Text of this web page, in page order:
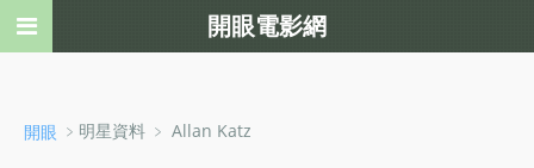
開眼 ﹥明星資料 ﹥ Allan Katz
開眼電影網